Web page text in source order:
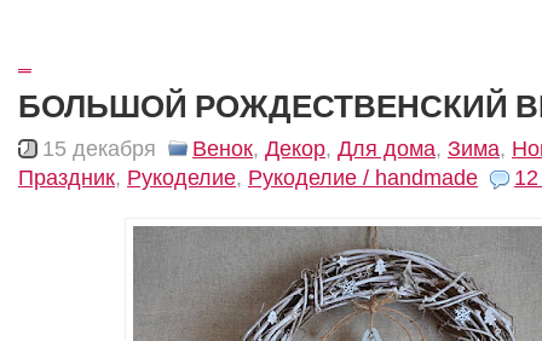
БОЛЬШОЙ РОЖДЕСТВЕНСКИЙ
15 декабря Венок, Декор, Для дома, Зима,
Праздник, Рукоделие, Рукоделие / handmade